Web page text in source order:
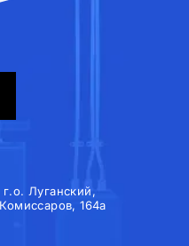
Луганский,
164а